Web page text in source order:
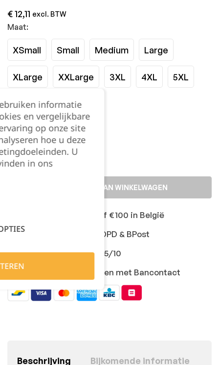
€12,11 excl. BTW
Maat:
XSmall Small Medium Large
XLarge XXLarge 3XL 4XL 5XL
6XL 7XL 8XL
Kies je aantal:
TOEVOEGEN AAN WINKELWAGEN
Gratis levering vanaf €100 in België
Snelle levering met DPD & BPost
Klanten geven ons 9,5/10
Veilig online afrekenen met Bancontact
Beschrijving Bijkomende informatie
informatie
en vergelijkbare
op onze site
hoe u deze
U
in ons